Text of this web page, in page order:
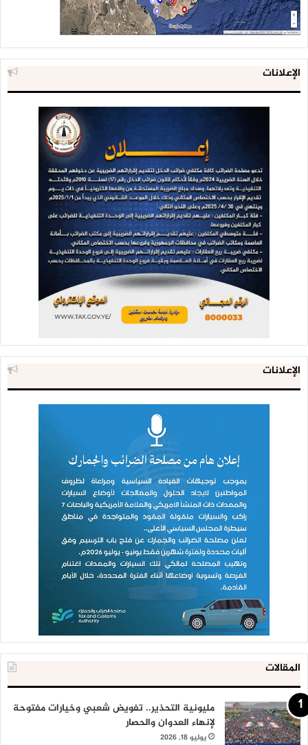
الإعلانات
الإعلانات
المقالات
مليونية التحذير.. تفويض شعبي وخيارات مفتوحة
لإنهاء العدوان والحصار
يوليو 18, 2026